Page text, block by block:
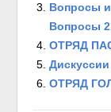
Вопросы и
Вопросы
ОТРЯД
ОТРЯД